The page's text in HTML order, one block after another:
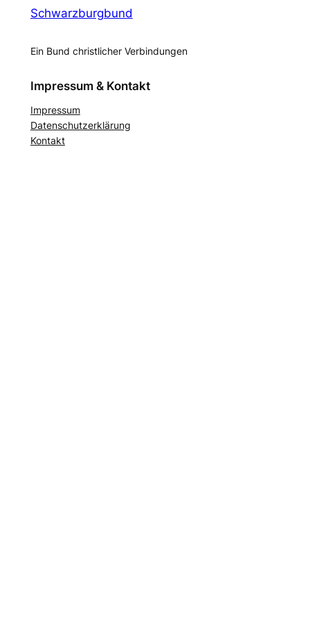
Schwarzburgbund
Ein Bund christlicher Verbindungen
Impressum & Kontakt
Impressum
Datenschutzerklärung
Kontakt